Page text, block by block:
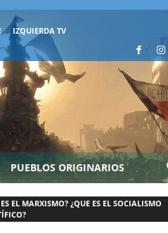
IZQUIERDA TV
PUEBLOS ORIGINARIOS
EL MARXISMO? ¿QUE ES EL SOCIALISMO